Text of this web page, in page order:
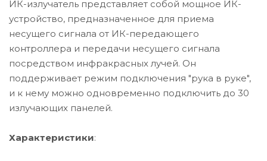
ИК-излучатель представляет собой мощное ИК-
устройство, предназначенное для приема
несущего сигнала от ИК-передающего
контроллера и передачи несущего сигнала
посредством инфракрасных лучей. Он
поддерживает режим подключения "рука в руке",
и к нему можно одновременно подключить до 30
излучающих панелей.
Характеристики: